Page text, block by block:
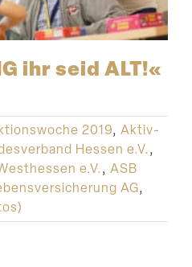
ihr seid ALT!«
2019, Aktiv-
Hessen e.V.,
e.V., ASB
AG,